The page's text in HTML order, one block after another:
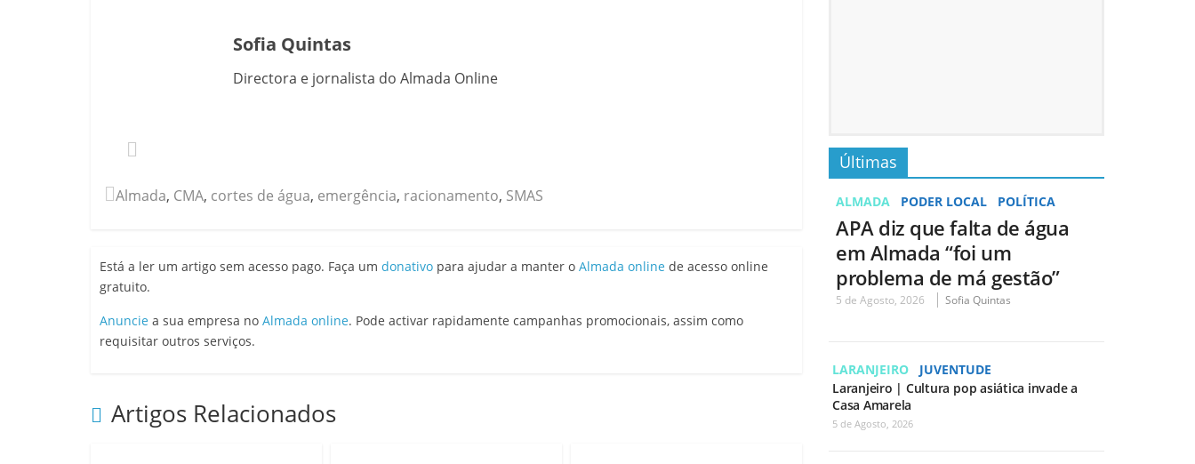
Sofia Quintas
Directora e jornalista do Almada Online
Almada, CMA, cortes de água, emergência, racionamento, SMAS
Está a ler um artigo sem acesso pago. Faça um donativo para ajudar a manter o Almada online de acesso online
gratuito.
Anuncie a sua empresa no Almada online. Pode activar rapidamente campanhas promocionais, assim como
requisitar outros serviços.
Artigos Relacionados
Últimas
ALMADA PODER LOCAL POLÍTICA
APA diz que falta de água
em Almada “foi um
problema de má gestão”
5 de Agosto, 2026 Sofia Quintas
LARANJEIRO
JUVENTUDE
Laranjeiro | Cultura pop asiática invade a
Casa Amarela
5 de Agosto, 2026